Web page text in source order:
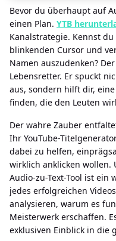
Bevor du überhaupt auf
einen Plan. YTB
Kanalstrategie. Kennst
blinkenden Cursor und
Namen auszudenken?
Lebensretter. Er spuckt
aus, sondern hilft dir,
finden, die den Leuten
Der wahre Zauber
Ihr YouTube-
dabei zu helfen,
wirklich anklicken wollen.
Audio-zu-Text-Tool ist ein
jedes erfolgreichen
analysieren, warum es
Meisterwerk erschaffen.
exklusiven Einblick in die